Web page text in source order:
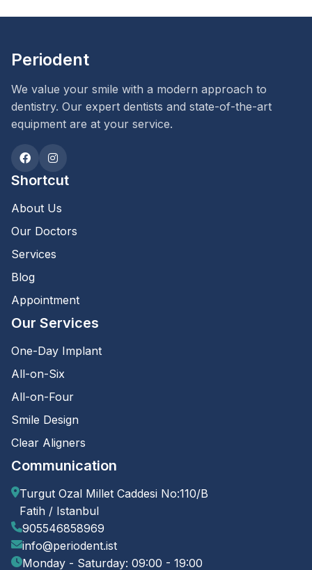
Periodent
We value your smile with a modern approach to
dentistry. Our expert dentists and state-of-the-art
equipment are at your service.
Shortcut
About Us
Our Doctors
Services
Blog
Appointment
Our Services
One-Day Implant
All-on-Six
All-on-Four
Smile Design
Clear Aligners
Communication
Turgut Ozal Millet Caddesi No:110/B
Fatih / Istanbul
905546858969
info@periodent.ist
Monday - Saturday: 09:00 - 19:00